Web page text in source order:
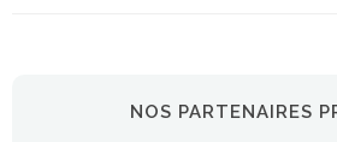
NOS PARTENAIRES